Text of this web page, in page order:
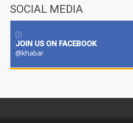
SOCIAL MEDIA
JOIN US ON FACEBOOK
@khabar